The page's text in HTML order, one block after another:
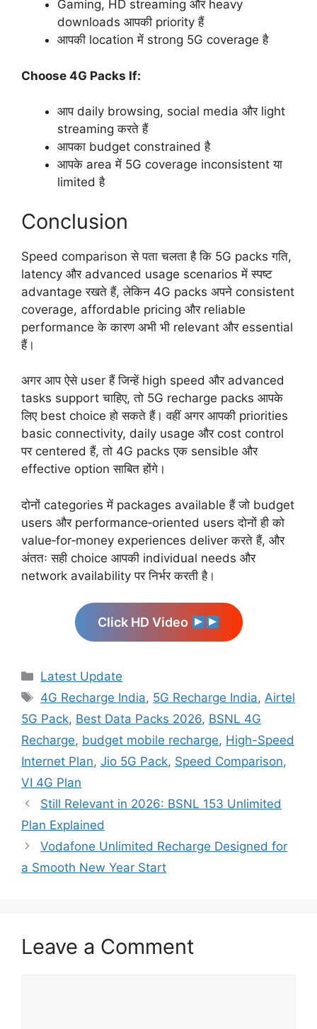
Gaming, HD streaming और heavy
downloads आपकी priority हैं
आपकी location में strong 5G coverage है
Choose 4G Packs If:
आप daily browsing, social media और light
streaming करते हैं
आपका budget constrained है
आपके area में 5G coverage inconsistent या
limited है
Conclusion
Speed comparison से पता चलता है कि 5G packs गति,
latency और advanced usage scenarios में स्पष्ट
advantage रखते हैं, लेकिन 4G packs अपने consistent
coverage, affordable pricing और reliable
performance के कारण अभी भी relevant और essential
हैं।
अगर आप ऐसे user हैं जिन्हें high speed और advanced
tasks support चाहिए, तो 5G recharge packs आपके
लिए best choice हो सकते हैं। वहीं अगर आपकी priorities
basic connectivity, daily usage और cost control
पर centered हैं, तो 4G packs एक sensible और
effective option साबित होंगे।
दोनों categories में packages available हैं जो budget
users और performance‑oriented users दोनों ही को
value‑for‑money experiences deliver करते हैं, और
अंततः सही choice आपकी individual needs और
network availability पर निर्भर करती है।
Click HD Video
Categories
Latest Update
Tags
4G Recharge India, 5G Recharge India,Airtel
5G Pack, Best Data Packs 2026, BSNL 4G
Recharge, budget mobile recharge, High-Speed
Internet Plan, Jio 5G Pack, Speed Comparison,
VI 4G Plan
Still Relevant in 2026: BSNL 153 Unlimited
Plan Explained
Vodafone Unlimited Recharge Designed for
a Smooth New Year Start
Leave a Comment